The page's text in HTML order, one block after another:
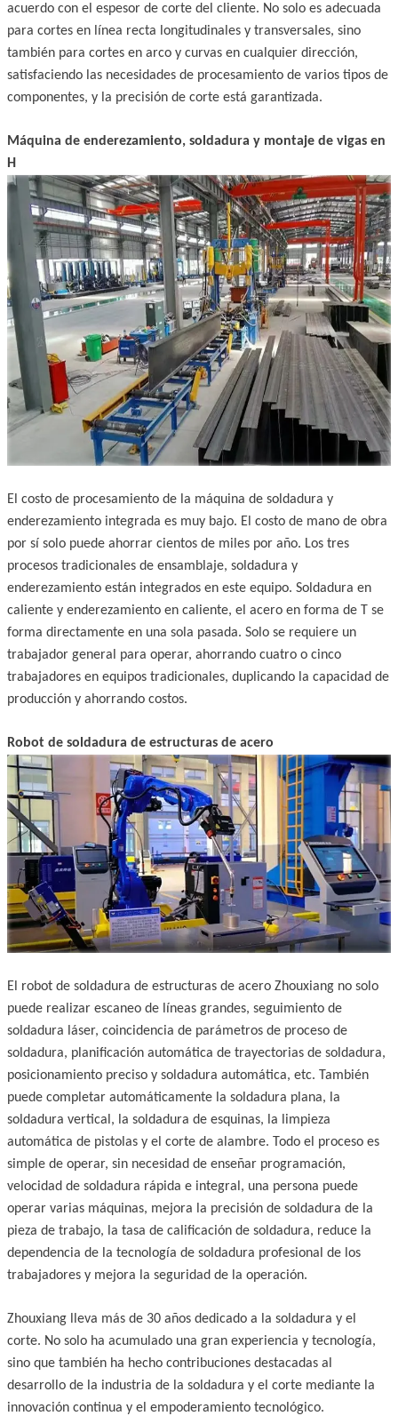
acuerdo con el espesor de corte del cliente. No solo es adecuada
para cortes en línea recta longitudinales y transversales, sino
también para cortes en arco y curvas en cualquier dirección,
satisfaciendo las necesidades de procesamiento de varios tipos de
componentes, y la precisión de corte está garantizada.
Máquina de enderezamiento, soldadura y montaje de vigas en
H
El costo de procesamiento de la máquina de soldadura y
enderezamiento integrada es muy bajo. El costo de mano de obra
por sí solo puede ahorrar cientos de miles por año. Los tres
procesos tradicionales de ensamblaje, soldadura y
enderezamiento están integrados en este equipo. Soldadura en
caliente y enderezamiento en caliente, el acero en forma de T se
forma directamente en una sola pasada. Solo se requiere un
trabajador general para operar, ahorrando cuatro o cinco
trabajadores en equipos tradicionales, duplicando la capacidad de
producción y ahorrando costos.
Robot de soldadura de estructuras de acero
El robot de soldadura de estructuras de acero Zhouxiang no solo
puede realizar escaneo de líneas grandes, seguimiento de
soldadura láser, coincidencia de parámetros de proceso de
soldadura, planificación automática de trayectorias de soldadura,
posicionamiento preciso y soldadura automática, etc. También
puede completar automáticamente la soldadura plana, la
soldadura vertical, la soldadura de esquinas, la limpieza
automática de pistolas y el corte de alambre. Todo el proceso es
simple de operar, sin necesidad de enseñar programación,
velocidad de soldadura rápida e integral, una persona puede
operar varias máquinas, mejora la precisión de soldadura de la
pieza de trabajo, la tasa de calificación de soldadura, reduce la
dependencia de la tecnología de soldadura profesional de los
trabajadores y mejora la seguridad de la operación.
Zhouxiang lleva más de 30 años dedicado a la soldadura y el
corte. No solo ha acumulado una gran experiencia y tecnología,
sino que también ha hecho contribuciones destacadas al
desarrollo de la industria de la soldadura y el corte mediante la
innovación continua y el empoderamiento tecnológico.